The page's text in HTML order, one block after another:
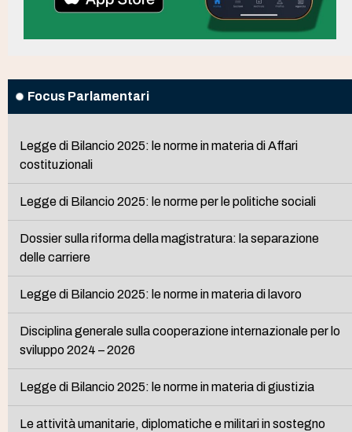
Focus Parlamentari
Legge di Bilancio 2025: le norme in materia di Affari
costituzionali
Legge di Bilancio 2025: le norme per le politiche sociali
Dossier sulla riforma della magistratura: la separazione
delle carriere
Legge di Bilancio 2025: le norme in materia di lavoro
Disciplina generale sulla cooperazione internazionale per lo
sviluppo 2024 – 2026
Legge di Bilancio 2025: le norme in materia di giustizia
Le attività umanitarie, diplomatiche e militari in sostegno